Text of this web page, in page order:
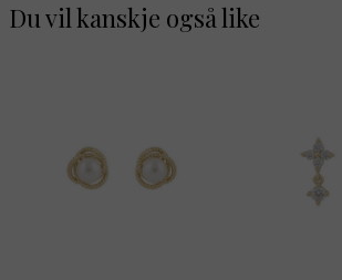
Du vil kanskje også like